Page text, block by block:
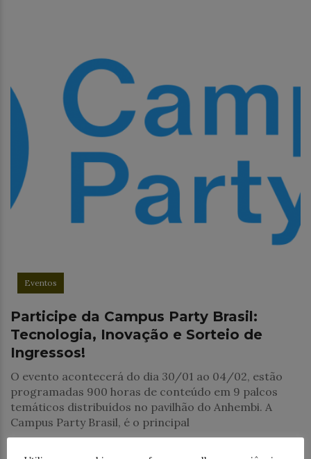
Eventos
Participe da Campus Party Brasil:
Tecnologia, Inovação e Sorteio de
Ingressos!
O evento acontecerá do dia 30/01 ao 04/02, estão
programadas 900 horas de conteúdo em 9 palcos
temáticos distribuídos no pavilhão do Anhembi. A
Campus Party Brasil, é o principal